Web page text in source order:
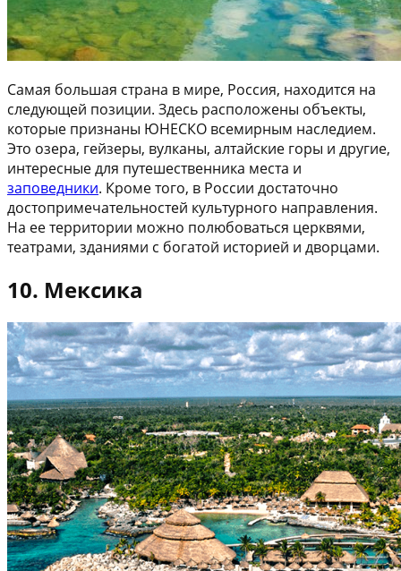
Самая большая страна в мире, Россия, находится на
следующей позиции. Здесь расположены объекты,
которые признаны ЮНЕСКО всемирным наследием.
Это озера, гейзеры, вулканы, алтайские горы и другие,
интересные для путешественника места и
заповедники. Кроме того, в России достаточно
достопримечательностей культурного направления.
На ее территории можно полюбоваться церквями,
театрами, зданиями с богатой историей и дворцами.
10. Мексика